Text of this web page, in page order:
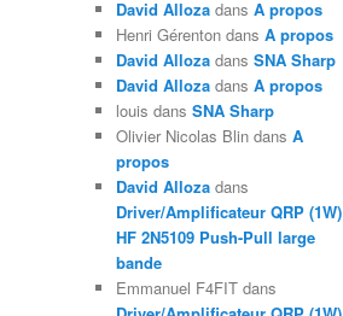
David Alloza dans A propos
Henri Gérenton dans A propos
David Alloza dans SNA Sharp
David Alloza dans A propos
louis dans SNA Sharp
Olivier Nicolas Blin dans A
propos
David Alloza dans
Driver/Amplificateur QRP (1W)
HF 2N5109 Push-Pull large
bande
Emmanuel F4FIT dans